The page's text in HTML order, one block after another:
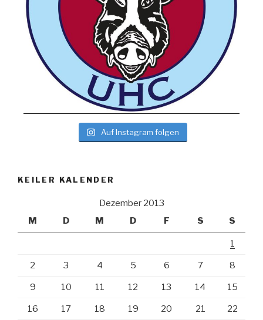
Auf Instagram folgen
KEILER KALENDER
Dezember 2013
M
D M D F S S
1
2 3 4 5 6 7 8
9 10 11 12 13 14 15
16 17 18 19 20 21 22